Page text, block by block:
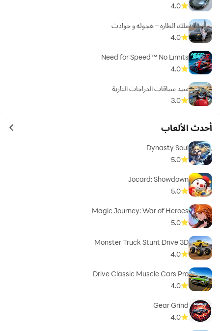
4.0
ملك الطاره – هجوله و حوادث
4.0
Need for Speed™ No Limits
4.0
سيد سباقات الدراجات النارية
3.0
أحدث الألعاب
Dynasty Soul
5.0
Jocard: Showdown
5.0
Magic Journey: War of Heroes
5.0
Monster Truck Stunt Drive 3D
4.0
Drive Classic Muscle Cars Pro
4.0
Gear Grind
4.0